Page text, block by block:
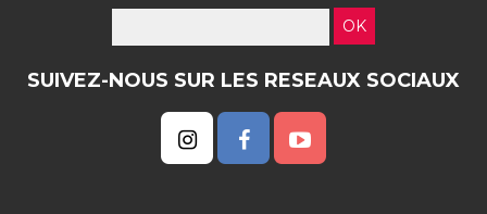
OK
SUIVEZ-NOUS SUR LES RESEAUX SOCIAUX